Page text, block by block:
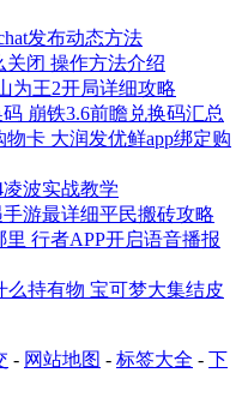
发布动态方法
关闭 操作方法介绍
为王2开局详细攻略
崩铁3.6前瞻兑换码汇总
卡 大润发优鲜app绑定购
波实战教学
游最详细平民搬砖攻略
行者APP开启语音播报
持有物 宝可梦大集结皮
- 网站地图 - 标签大全 - 下